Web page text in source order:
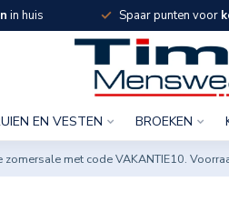
in huis Spaar punten voor
EN VESTEN BROEKEN
met code VAKANTIE10.